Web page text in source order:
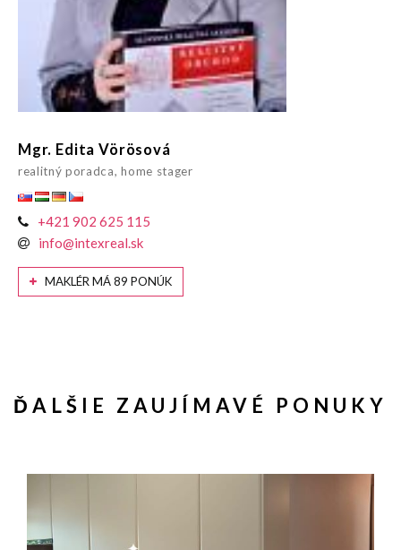
Mgr. Edita Vörösová
realitný poradca, home stager
+421 902 625 115
info@intexreal.sk
MAKLÉR MÁ 89 PONÚK
ĎALŠIE ZAUJÍMAVÉ PONUKY